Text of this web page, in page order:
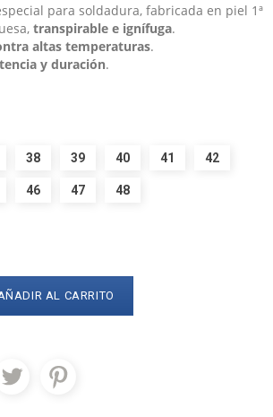
para soldadura, fabricada en piel 1ª
transpirable e ignífuga.
altas temperaturas.
y duración.
38 39 40 41 42
46 47 48
AL CARRITO